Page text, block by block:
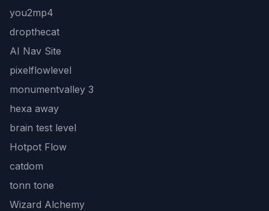
you2mp4
dropthecat
AI Nav Site
pixelflowlevel
monumentvalley 3
hexa away
brain test level
Hotpot Flow
catdom
tonn tone
Wizard Alchemy